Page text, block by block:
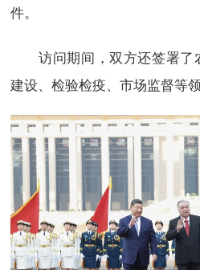
件。
访问期间，双方还签署了
建设、检验检疫、市场监督等